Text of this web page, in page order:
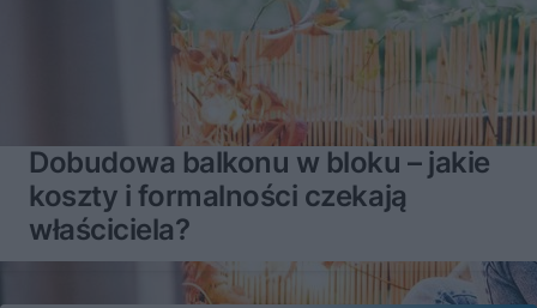
Dobudowa balkonu w bloku – jakie
koszty i formalności czekają
właściciela?